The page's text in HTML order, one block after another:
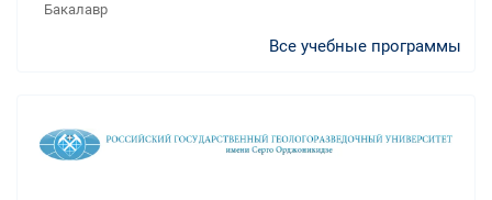
Бакалавр
Все учебные программы